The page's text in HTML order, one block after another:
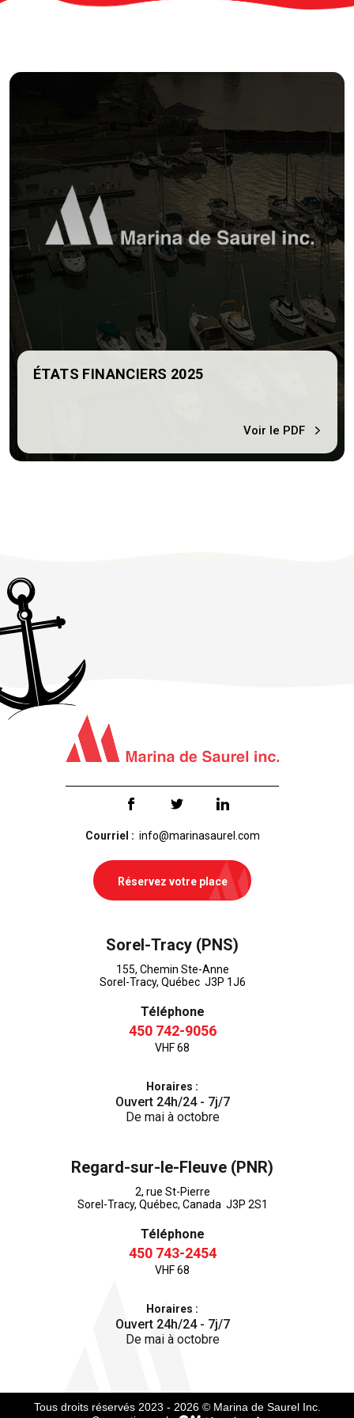
ÉTATS FINANCIERS 2025
Voir le PDF
Sorel-Tracy (PNS)
155, Chemin Ste-Anne
Sorel-Tracy, Québec J3P 1J6
Téléphone
450 742-9056
VHF 68
Horaires :
Ouvert 24h/24 - 7j/7
De mai à octobre
Courriel : info@marinasaurel.com
Réservez votre place
Regard-sur-le-Fleuve (PNR)
2, rue St-Pierre
Sorel-Tracy, Québec, Canada J3P 2S1
Téléphone
450 743-2454
VHF 68
Horaires :
Ouvert 24h/24 - 7j/7
De mai à octobre
Tous droits réservés 2023 - 2026 © Marina de Saurel Inc.